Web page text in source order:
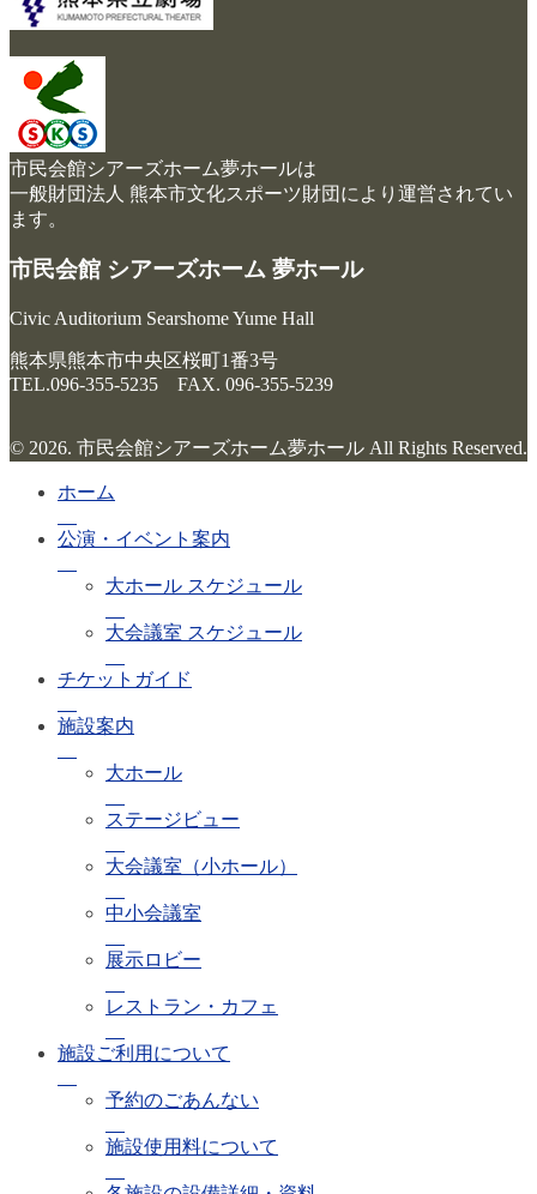
市民会館シアーズホーム夢ホールは
一般財団法人 熊本市文化スポーツ財団により運営されてい
ます。
市民会館 シアーズホーム 夢ホール
Civic Auditorium Searshome Yume Hall
熊本県熊本市中央区桜町1番3号
TEL.096-355-5235 FAX. 096-355-5239
© 2026. 市民会館シアーズホーム夢ホール All Rights Reserved.
ホーム
公演・イベント案内
大ホール スケジュール
大会議室 スケジュール
チケットガイド
施設案内
大ホール
ステージビュー
大会議室（小ホール）
中小会議室
展示ロビー
レストラン・カフェ
施設ご利用について
予約のごあんない
施設使用料について